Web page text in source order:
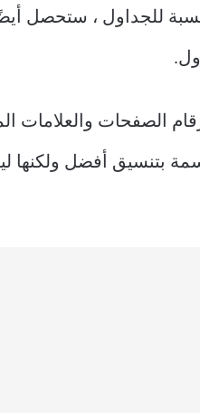
للجداول ، ستحصل
الصفحات والعلامات
بتنسيق أفضل ولكنها